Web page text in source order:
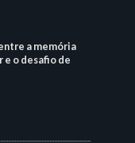
a memória
e o desafio de